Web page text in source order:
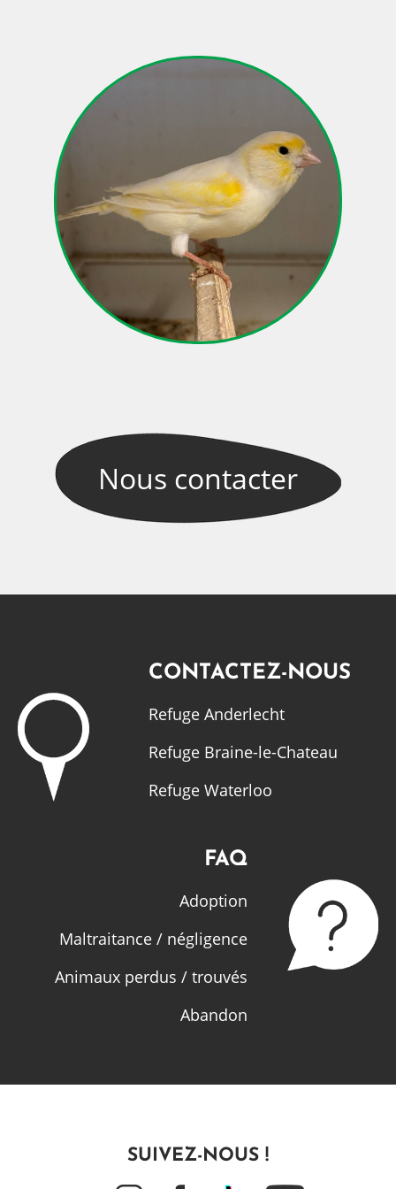
Nous contacter
CONTACTEZ-NOUS
Refuge Anderlecht
Refuge Braine-le-Chateau
Refuge Waterloo
FAQ
Adoption
Maltraitance / négligence
Animaux perdus / trouvés
Abandon
SUIVEZ-NOUS !